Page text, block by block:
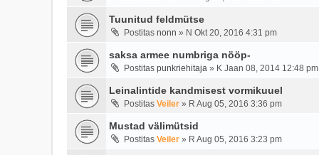
Tuunitud feldmütse
Postitas nonn » N Okt 20, 2016 4:31 pm
saksa armee numbriga nööp-
Postitas punkriehitaja » K Jaan 08, 2014 12:48 pm
Leinalintide kandmisest vormikuuel
Postitas Veiler » R Aug 05, 2016 3:36 pm
Mustad välimütsid
Postitas Veiler » R Aug 05, 2016 3:23 pm